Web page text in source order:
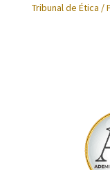
Tribunal de Ética /